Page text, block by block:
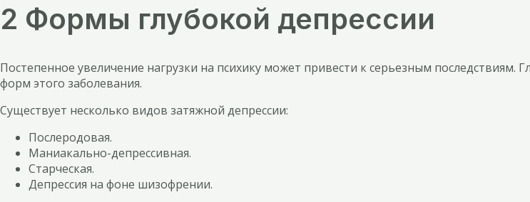
2 Формы глубокой депрессии
Постепенное увеличение нагрузки на психику может привести к серьезным последствиям.
форм этого заболевания.
Существует несколько видов затяжной депрессии:
Послеродовая.
Маниакально-депрессивная.
Старческая.
Депрессия на фоне шизофрении.